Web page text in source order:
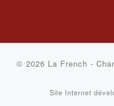
S
© 2026 La French -
Site Internet